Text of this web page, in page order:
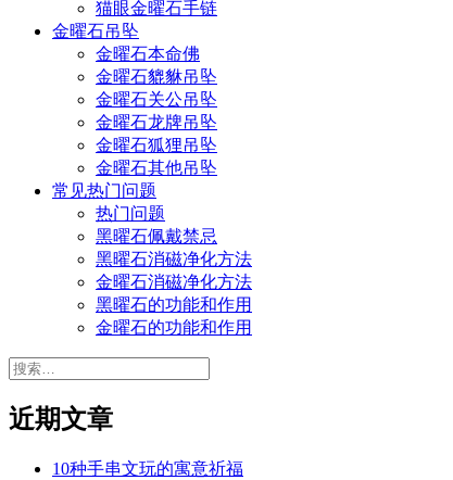
猫眼金曜石手链
金曜石吊坠
金曜石本命佛
金曜石貔貅吊坠
金曜石关公吊坠
金曜石龙牌吊坠
金曜石狐狸吊坠
金曜石其他吊坠
常见热门问题
热门问题
黑曜石佩戴禁忌
黑曜石消磁净化方法
金曜石消磁净化方法
黑曜石的功能和作用
金曜石的功能和作用
搜
近期文章
10种手串文玩的寓意祈福